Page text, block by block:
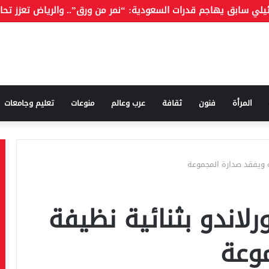
المرأة فنون ثقافة عرب وعالم منوعات تعليم وجامعات
ويفقد صدارة المجموعة
بثنائية نظيفة